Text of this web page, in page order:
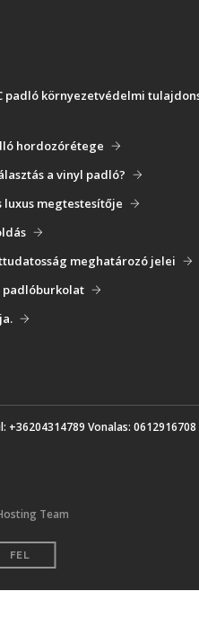
padló környezetvédelmi
hordozórétege
a vinyl padló?
luxus megtestesítője
meghatározó jelei
padlóburkolat
+36204314789 Vonalas: 0612916708
Team
FEL